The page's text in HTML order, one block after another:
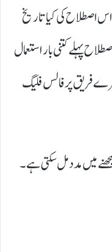
اصطلاح کی کیا تاریخ
پہلے کتنی بار استعمال
فریق پر فالس فلیگ
میں مدد مل سکتی ہے۔